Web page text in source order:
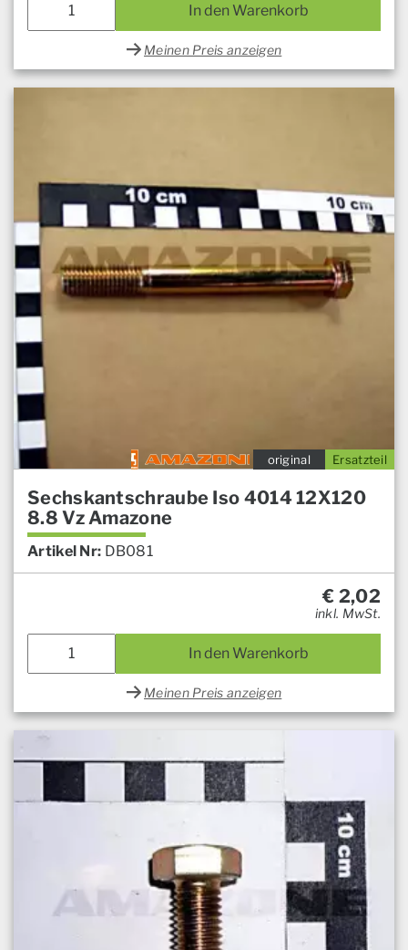
In den Warenkorb
Meinen Preis anzeigen
Ersatzteil
original
Sechskantschraube Iso 4014 12X120
8.8 Vz Amazone
Artikel Nr: DB081
€ 2,02
inkl. MwSt.
In den Warenkorb
Meinen Preis anzeigen